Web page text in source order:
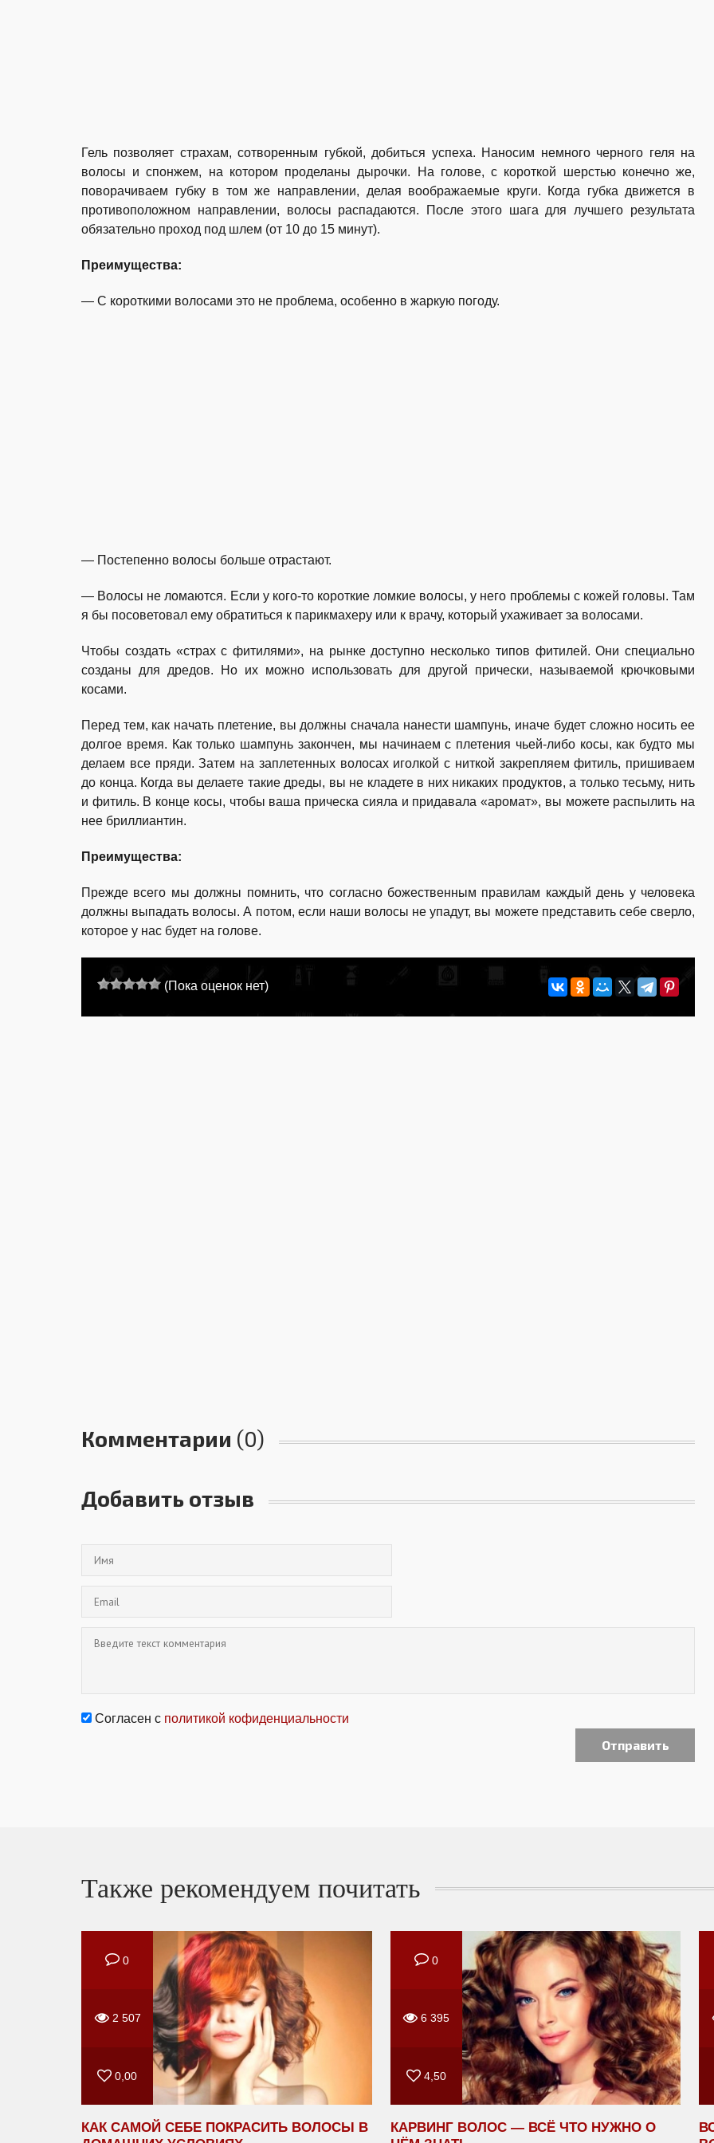
Гель позволяет страхам, сотворенным губкой, добиться успеха. Наносим немного черного геля на
волосы и спонжем, на котором проделаны дырочки. На голове, с короткой шерстью конечно же,
поворачиваем губку в том же направлении, делая воображаемые круги. Когда губка движется в
противоположном направлении, волосы распадаются. После этого шага для лучшего результата
обязательно проход под шлем (от 10 до 15 минут).
Преимущества:
— С короткими волосами это не проблема, особенно в жаркую погоду.
— Постепенно волосы больше отрастают.
— Волосы не ломаются. Если у кого-то короткие ломкие волосы, у него проблемы с кожей головы. Там
я бы посоветовал ему обратиться к парикмахеру или к врачу, который ухаживает за волосами.
Чтобы создать «страх с фитилями», на рынке доступно несколько типов фитилей. Они специально
созданы для дредов. Но их можно использовать для другой прически, называемой крючковыми
косами.
Перед тем, как начать плетение, вы должны сначала нанести шампунь, иначе будет сложно носить ее
долгое время. Как только шампунь закончен, мы начинаем с плетения чьей-либо косы, как будто мы
делаем все пряди. Затем на заплетенных волосах иголкой с ниткой закрепляем фитиль, пришиваем
до конца. Когда вы делаете такие дреды, вы не кладете в них никаких продуктов, а только тесьму, нить
и фитиль. В конце косы, чтобы ваша прическа сияла и придавала «аромат», вы можете распылить на
нее бриллиантин.
Преимущества:
Прежде всего мы должны помнить, что согласно божественным правилам каждый день у человека
должны выпадать волосы. А потом, если наши волосы не упадут, вы можете представить себе сверло,
которое у нас будет на голове.
(Пока оценок нет)
Комментарии (0)
Добавить отзыв
Согласен с политикой кофиденциальности
Также рекомендуем почитать
0
2 507
0,00
КАК САМОЙ СЕБЕ ПОКРАСИТЬ ВОЛОСЫ В
0
6 395
4,50
КАРВИНГ ВОЛОС — ВСЁ ЧТО НУЖНО О